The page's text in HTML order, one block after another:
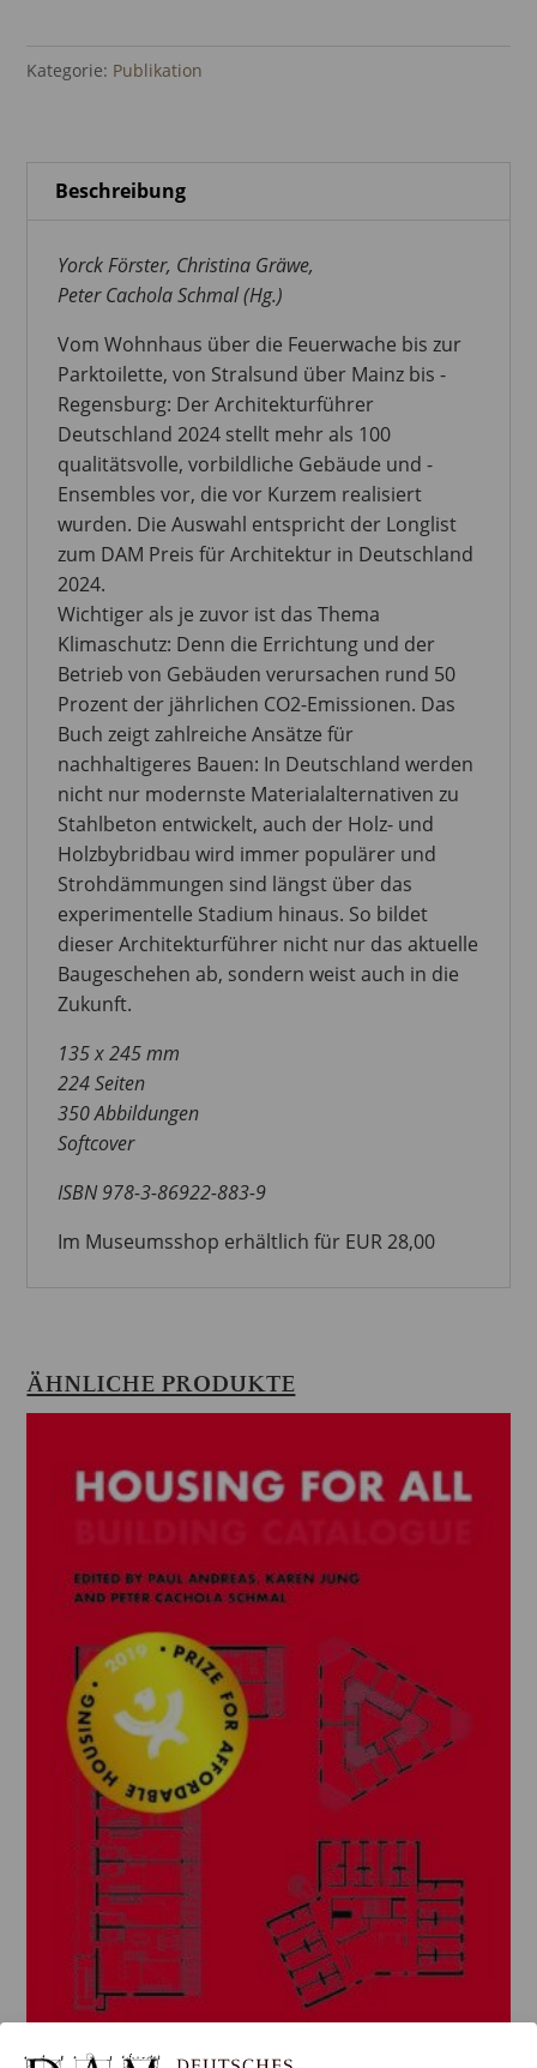
Kategorie: Publikation
Beschreibung
Yorck Förster, Christina Gräwe,
Peter Cachola Schmal (Hg.)
Vom Wohnhaus über die Feuerwache bis zur
Park­toilette, von Stralsund über Mainz bis ­
Regensburg: Der Architekturführer
Deutschland 2024 stellt mehr als 100
qualitätsvolle, vorbildliche Gebäude und ­
Ensembles vor, die vor ­Kurzem realisiert
wurden. Die Auswahl entspricht der Longlist
zum DAM Preis für Architektur in Deutschland
2024.
Wichtiger als je zuvor ist das Thema
Klimaschutz: Denn die Errichtung und der
Betrieb von ­Gebäuden verursachen rund 50
Prozent der jährlichen CO2-Emissionen. Das
Buch zeigt zahlreiche Ansätze für
nachhaltigeres Bauen: In Deutschland werden
nicht nur modernste Materialalternativen zu
Stahlbeton ­entwickelt, auch der Holz- und
Holzbybridbau wird immer populärer und
Strohdämmungen sind längst über das
experimentelle Stadium hinaus. So bildet
dieser Architekturführer nicht nur das aktuelle
Bau­geschehen ab, sondern weist auch in die
Zukunft.
135 x 245 mm
224 Seiten
350 Abbildungen
Softcover
ISBN 978-3-86922-883-9
Im Museumsshop erhältlich für EUR 28,00
ÄHNLICHE PRODUKTE